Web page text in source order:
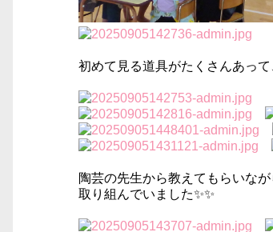
初めて見る道具がたくさんあっ
陶芸の先生から教えてもらいな
取り組んでいました✨✨